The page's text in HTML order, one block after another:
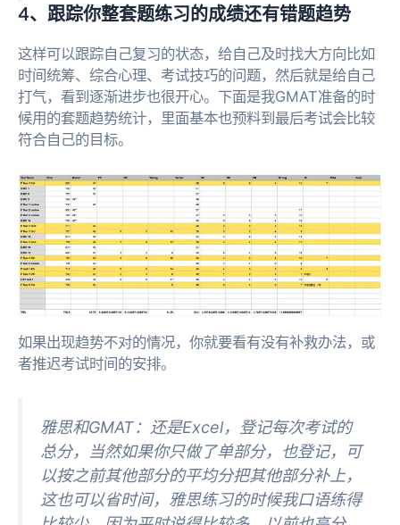
4、跟踪你整套题练习的成绩还有错题趋势
这样可以跟踪自己复习的状态，给自己及时找大方向比如
时间统筹、综合心理、考试技巧的问题，然后就是给自己
打气，看到逐渐进步也很开心。下面是我GMAT准备的时
候用的套题趋势统计，里面基本也预料到最后考试会比较
符合自己的目标。
如果出现趋势不对的情况，你就要看有没有补救办法，或
者推迟考试时间的安排。
雅思和GMAT：还是Excel，登记每次考试的
总分，当然如果你只做了单部分，也登记，可
以按之前其他部分的平均分把其他部分补上，
这也可以省时间，雅思练习的时候我口语练得